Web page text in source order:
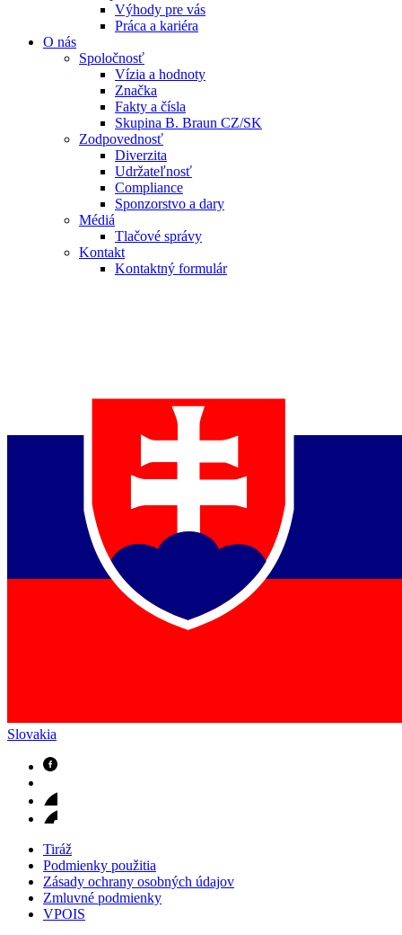
Výhody pre vás
Práca a kariéra
O nás
Spoločnosť
Vízia a hodnoty
Značka
Fakty a čísla
Skupina B. Braun CZ/SK
Zodpovednosť
Diverzita
Udržateľnosť
Compliance
Sponzorstvo a dary
Médiá
Tlačové správy
Kontakt
Kontaktný formulár
Slovakia
Tiráž
Podmienky použitia
Zásady ochrany osobných údajov
Zmluvné podmienky
VPOIS